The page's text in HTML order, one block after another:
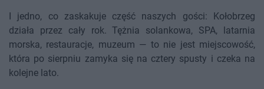
I jedno, co zaskakuje część naszych gości: Kołobrzeg
działa przez cały rok. Tężnia solankowa, SPA, latarnia
morska, restauracje, muzeum — to nie jest miejscowość,
która po sierpniu zamyka się na cztery spusty i czeka na
kolejne lato.